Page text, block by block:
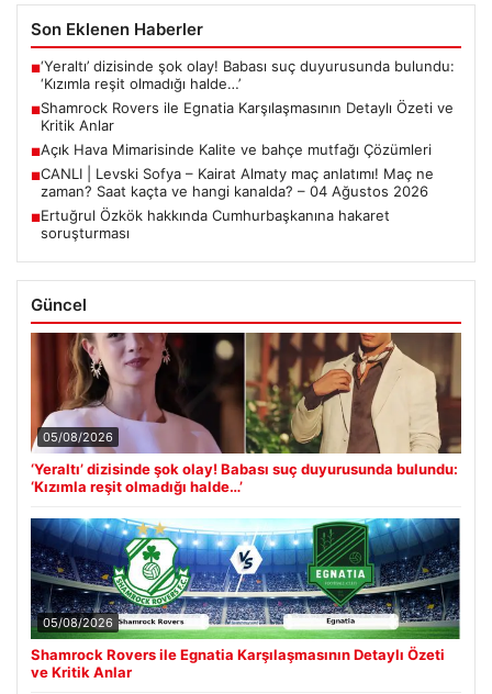
Son Eklenen Haberler
■‘Yeraltı’ dizisinde şok olay! Babası suç duyurusunda bulundu:
‘Kızımla reşit olmadığı halde…’
■Shamrock Rovers ile Egnatia Karşılaşmasının Detaylı Özeti ve
Kritik Anlar
■Açık Hava Mimarisinde Kalite ve bahçe mutfağı Çözümleri
■CANLI | Levski Sofya – Kairat Almaty maç anlatımı! Maç ne
zaman? Saat kaçta ve hangi kanalda? – 04 Ağustos 2026
■Ertuğrul Özkök hakkında Cumhurbaşkanına hakaret
soruşturması
Güncel
05/08/2026
‘Yeraltı’ dizisinde şok olay! Babası suç duyurusunda bulundu:
‘Kızımla reşit olmadığı halde…’
05/08/2026
Shamrock Rovers ile Egnatia Karşılaşmasının Detaylı Özeti
ve Kritik Anlar